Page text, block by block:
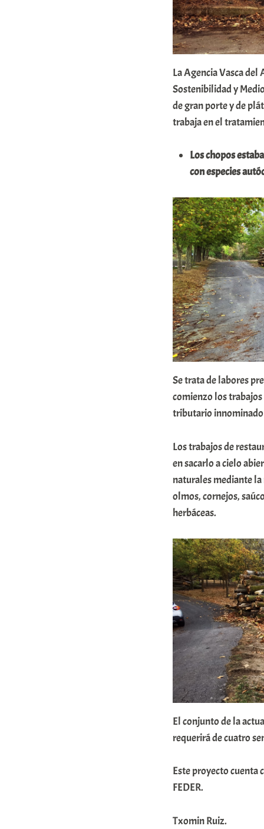
La Agencia Vasca
Sostenibilidad y
de gran porte y de
trabaja en el
Los chopos
con especies
Se trata de labores
comienzo los
tributario
Los trabajos de
en sacarlo a cielo
naturales mediante la
olmos, cornejos,
herbáceas.
El conjunto de la
requerirá de cuatro
Este proyecto cuenta
FEDER.
Txomin Ruiz.